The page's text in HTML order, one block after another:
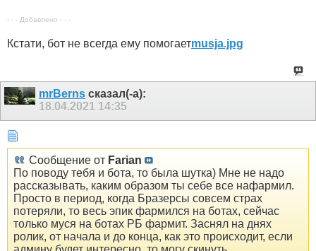
- - - Добавлено - - -
Кстати, бот не всегда ему помогаетmusja.jpg
mrBerns сказал(-а):
18.04.2021 14:35
Сообщение от Farian
По поводу тебя и бота, то была шутка) Мне не надо
рассказывать, каким образом ты себе все нафармил.
Просто в период, когда Бразерсы совсем страх
потеряли, то весь эпик фармился на ботах, сейчас
только муся на ботах РБ фармит. Заснял на днях
ролик, от начала и до конца, как это происходит, если